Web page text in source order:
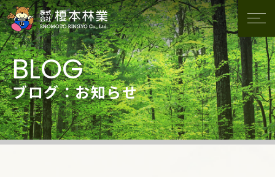
ブログ：お知らせ